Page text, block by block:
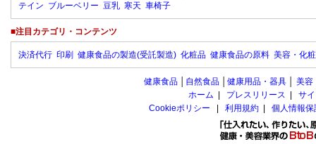
テイン ブルーベリー 豆乳 寒天 車椅子
■注目カテゴリ・コンテンツ
決済代行 印刷 健康食品の製造(受託製造) 化粧品 健康食品の原料 美容・化
健康食品 自然食品 健康用品・器具 美容
ホーム
プレスリリース
サ
Cookieポリシー
利用規約 個人情報